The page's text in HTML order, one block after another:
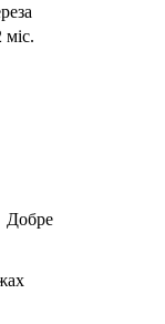
міс.
Добре